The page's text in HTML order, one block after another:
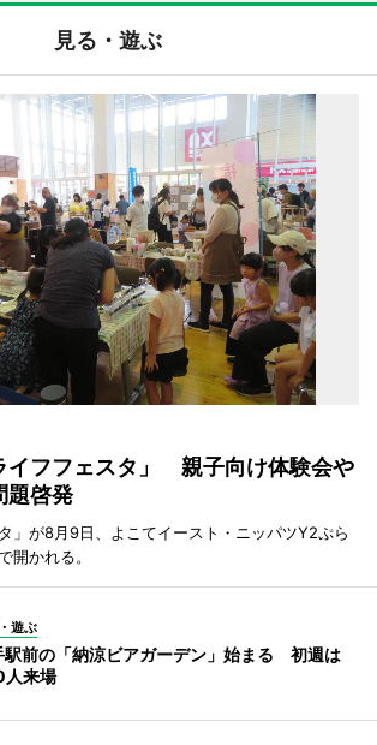
見る・遊ぶ
イフフェスタ」 親子向け体験会や
題啓発
」が8月9日、よこてイースト・ニッパツY2ぷら
開かれる。
遊ぶ
駅前の「納涼ビアガーデン」始まる 初週は
来場